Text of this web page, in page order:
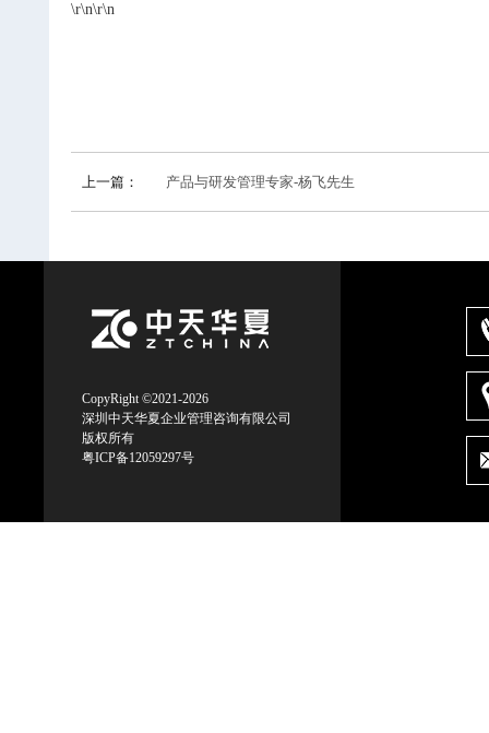
\r\n\r\n
上一篇： 产品与研发管理专家-杨飞先生
CopyRight ©2021-2026
深圳中天华夏企业管理咨询有限公司
版权所有
粤ICP备12059297号